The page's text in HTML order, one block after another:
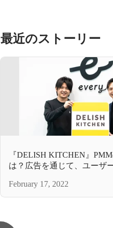
最近のストーリー
『DELISH KITCHEN』
は？広告を通じて、ユーザ
February 17, 2022